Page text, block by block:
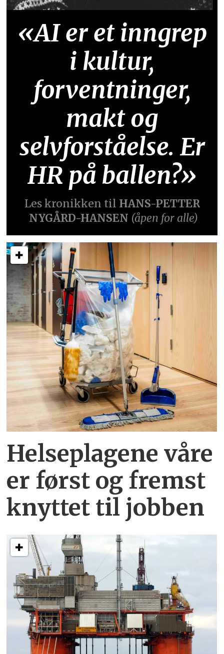
«AI er et inngrep
i kultur,
forventninger,
makt og
selvforståelse. Er
HR på ballen?»
Les kronikken til HANS-PETTER
NYGÅRD-HANSEN (åpen for alle)
Helseplagene våre
er først og fremst
knyttet til jobben